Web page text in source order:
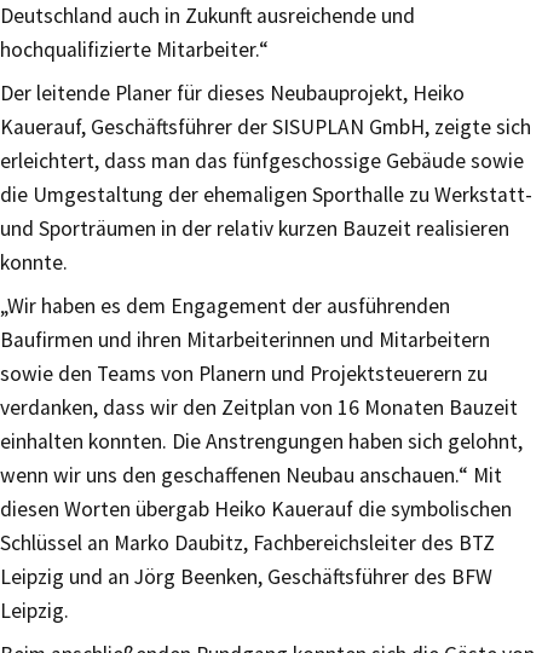
Deutschland auch in Zukunft ausreichende und
hochqualifizierte Mitarbeiter.“
Der leitende Planer für dieses Neubauprojekt, Heiko
Kauerauf, Geschäftsführer der SISUPLAN GmbH, zeigte sich
erleichtert, dass man das fünfgeschossige Gebäude sowie
die Umgestaltung der ehemaligen Sporthalle zu Werkstatt-
und Sporträumen in der relativ kurzen Bauzeit realisieren
konnte.
„Wir haben es dem Engagement der ausführenden
Baufirmen und ihren Mitarbeiterinnen und Mitarbeitern
sowie den Teams von Planern und Projektsteuerern zu
verdanken, dass wir den Zeitplan von 16 Monaten Bauzeit
einhalten konnten. Die Anstrengungen haben sich gelohnt,
wenn wir uns den geschaffenen Neubau anschauen.“ Mit
diesen Worten übergab Heiko Kauerauf die symbolischen
Schlüssel an Marko Daubitz, Fachbereichsleiter des BTZ
Leipzig und an Jörg Beenken, Geschäftsführer des BFW
Leipzig.